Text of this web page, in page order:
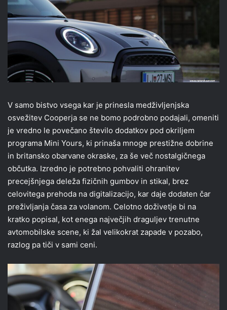
V samo bistvo vsega kar je prinesla medživljenjska
osvežitev Cooperja se ne bomo podrobno podajali, omeniti
je vredno le povečano število dodatkov pod okriljem
programa Mini Yours, ki prinaša mnoge prestižne dobrine
in britansko obarvane okraske, za še več nostalgičnega
občutka. Izredno je potrebno pohvaliti ohranitev
precejšnjega deleža fizičnih gumbov in stikal, brez
celovitega prehoda na digitalizacijo, kar daje dodaten čar
preživljanja časa za volanom. Celotno doživetje bi na
kratko popisal, kot enega največjih draguljev trenutne
avtomobilske scene, ki žal velikokrat zapade v pozabo,
razlog pa tiči v sami ceni.